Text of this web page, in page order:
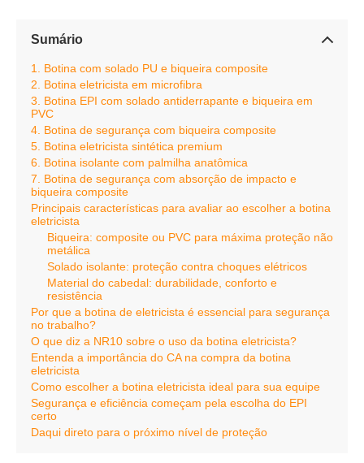
Sumário
1. Botina com solado PU e biqueira composite
2. Botina eletricista em microfibra
3. Botina EPI com solado antiderrapante e biqueira em
PVC
4. Botina de segurança com biqueira composite
5. Botina eletricista sintética premium
6. Botina isolante com palmilha anatômica
7. Botina de segurança com absorção de impacto e
biqueira composite
Principais características para avaliar ao escolher a botina
eletricista
Biqueira: composite ou PVC para máxima proteção não
metálica
Solado isolante: proteção contra choques elétricos
Material do cabedal: durabilidade, conforto e
resistência
Por que a botina de eletricista é essencial para segurança
no trabalho?
O que diz a NR10 sobre o uso da botina eletricista?
Entenda a importância do CA na compra da botina
eletricista
Como escolher a botina eletricista ideal para sua equipe
Segurança e eficiência começam pela escolha do EPI
certo
Daqui direto para o próximo nível de proteção